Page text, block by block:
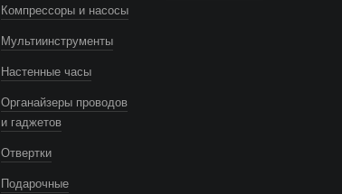
Компрессоры и насосы
Мультиинструменты
Настенные часы
Органайзеры проводов
и гаджетов
Отвертки
Подарочные